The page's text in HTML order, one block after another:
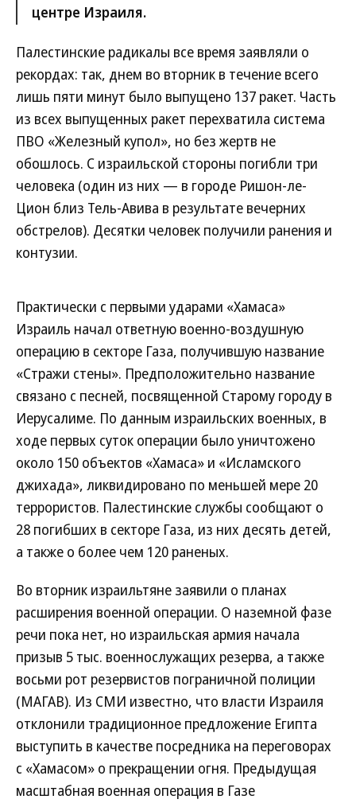
центре Израиля.
Палестинские радикалы все время заявляли о
рекордах: так, днем во вторник в течение всего
лишь пяти минут было выпущено 137 ракет. Часть
из всех выпущенных ракет перехватила система
ПВО «Железный купол», но без жертв не
обошлось. С израильской стороны погибли три
человека (один из них — в городе Ришон-ле-
Цион близ Тель-Авива в результате вечерних
обстрелов). Десятки человек получили ранения и
контузии.
Практически с первыми ударами «Хамаса»
Израиль начал ответную военно-воздушную
операцию в секторе Газа, получившую название
«Стражи стены». Предположительно название
связано с песней, посвященной Старому городу в
Иерусалиме. По данным израильских военных, в
ходе первых суток операции было уничтожено
около 150 объектов «Хамаса» и «Исламского
джихада», ликвидировано по меньшей мере 20
террористов. Палестинские службы сообщают о
28 погибших в секторе Газа, из них десять детей,
а также о более чем 120 раненых.
Во вторник израильтяне заявили о планах
расширения военной операции. О наземной фазе
речи пока нет, но израильская армия начала
призыв 5 тыс. военнослужащих резерва, а также
восьми рот резервистов пограничной полиции
(МАГАВ). Из СМИ известно, что власти Израиля
отклонили традиционное предложение Египта
выступить в качестве посредника на переговорах
с «Хамасом» о прекращении огня. Предыдущая
масштабная военная операция в Газе